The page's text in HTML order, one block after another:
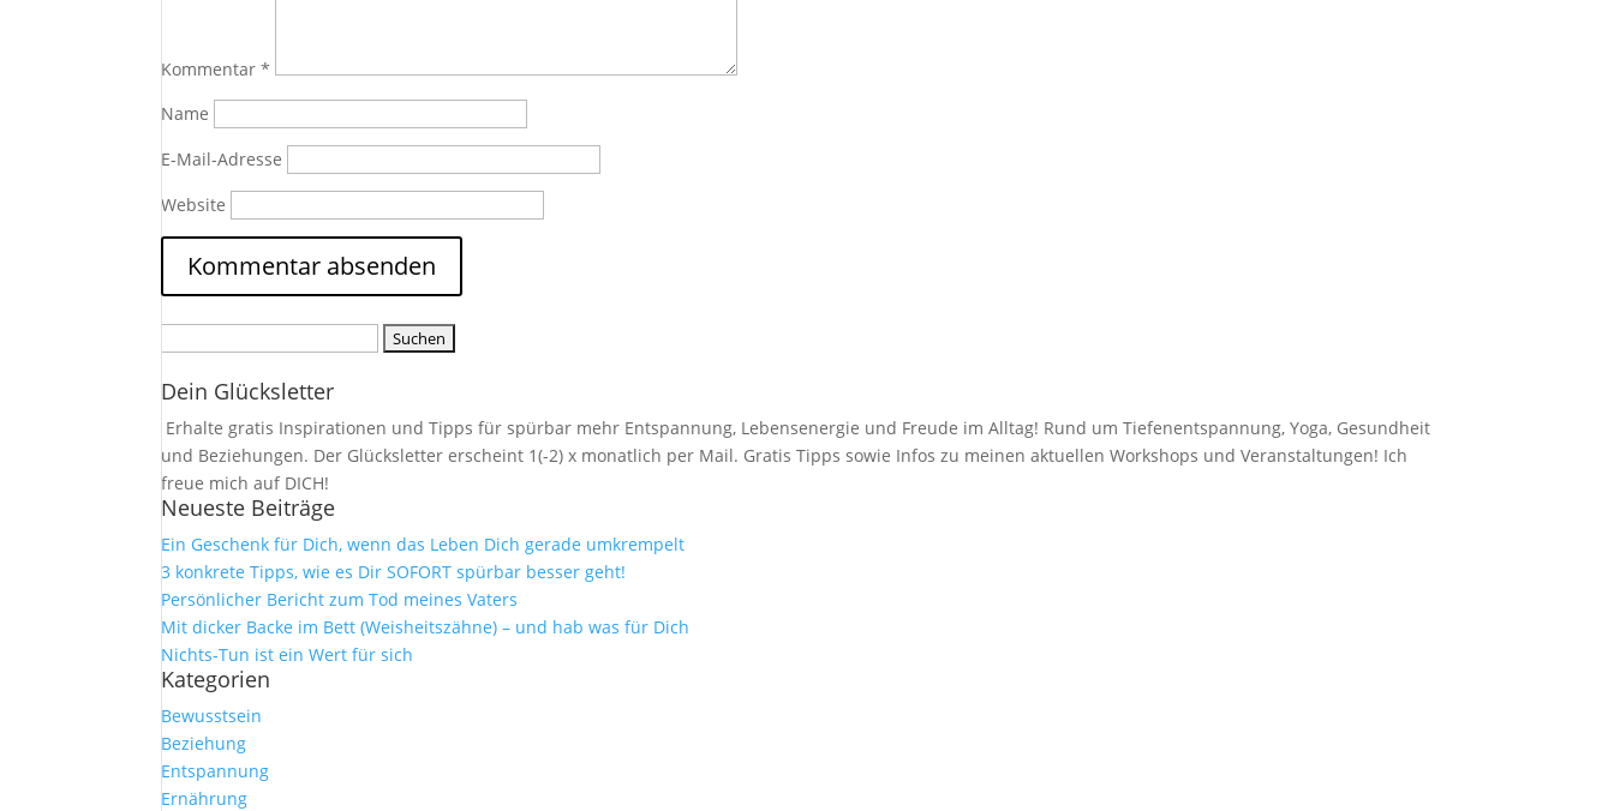
Kommentar*
Name
E-Mail-Adresse
Website
Dein Glücksletter
Erhalte gratis Inspirationen und Tipps für spürbar mehr Entspannung, Lebensenergie und Freude im Alltag! Rund um Tiefenentspannung, Yoga, Gesundheit
und Beziehungen. Der Glücksletter erscheint 1(-2) x monatlich per Mail. Gratis Tipps sowie Infos zu meinen aktuellen Workshops und Veranstaltungen! Ich
freue mich auf DICH!
Neueste Beiträge
Ein Geschenk für Dich, wenn das Leben Dich gerade umkrempelt
3 konkrete Tipps, wie es Dir SOFORT spürbar besser geht!
Persönlicher Bericht zum Tod meines Vaters
Mit dicker Backe im Bett (Weisheitszähne) – und hab was für Dich
Nichts-Tun ist ein Wert für sich
Kategorien
Bewusstsein
Beziehung
Entspannung
Ernährung